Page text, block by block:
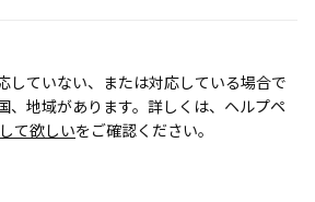
していない、または対応している場合で
、地域があります。詳しくは、ヘルプペ
て欲しいをご確認ください。